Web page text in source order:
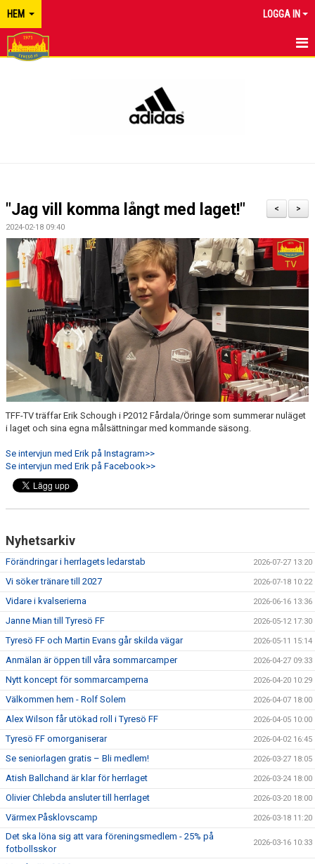
HEM LOGGA IN
>
<
"Jag vill komma långt med laget!"
2024-02-18 09:40
TFF-TV träffar Erik Schough i P2012 Fårdala/Öringe som summerar nuläget
i laget och sina egna målsättningar med kommande säsong.
Se intervjun med Erik på Instagram>>
Se intervjun med Erik på Facebook>>
Nyhetsarkiv
Förändringar i herrlagets ledarstab 2026-07-27 13:20
Vi söker tränare till 2027 2026-07-18 10:22
Vidare i kvalserierna 2026-06-16 13:36
Janne Mian till Tyresö FF 2026-05-12 17:30
Tyresö FF och Martin Evans går skilda vägar 2026-05-11 15:14
Anmälan är öppen till våra sommarcamper 2026-04-27 09:33
Nytt koncept för sommarcamperna 2026-04-20 10:29
Välkommen hem - Rolf Solem 2026-04-07 18:00
Alex Wilson får utökad roll i Tyresö FF 2026-04-05 10:00
Tyresö FF omorganiserar 2026-04-02 16:45
Se seniorlagen gratis – Bli medlem! 2026-03-27 18:05
Atish Ballchand är klar för herrlaget 2026-03-24 18:00
Olivier Chlebda ansluter till herrlaget 2026-03-20 18:00
Värmex Påsklovscamp 2026-03-18 11:20
Det ska löna sig att vara föreningsmedlem - 25% på
fotbollsskor
2026-03-16 10:33